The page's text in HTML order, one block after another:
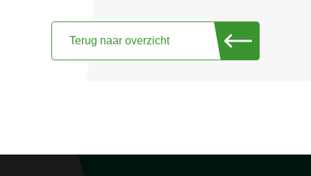
Terug naar overzicht